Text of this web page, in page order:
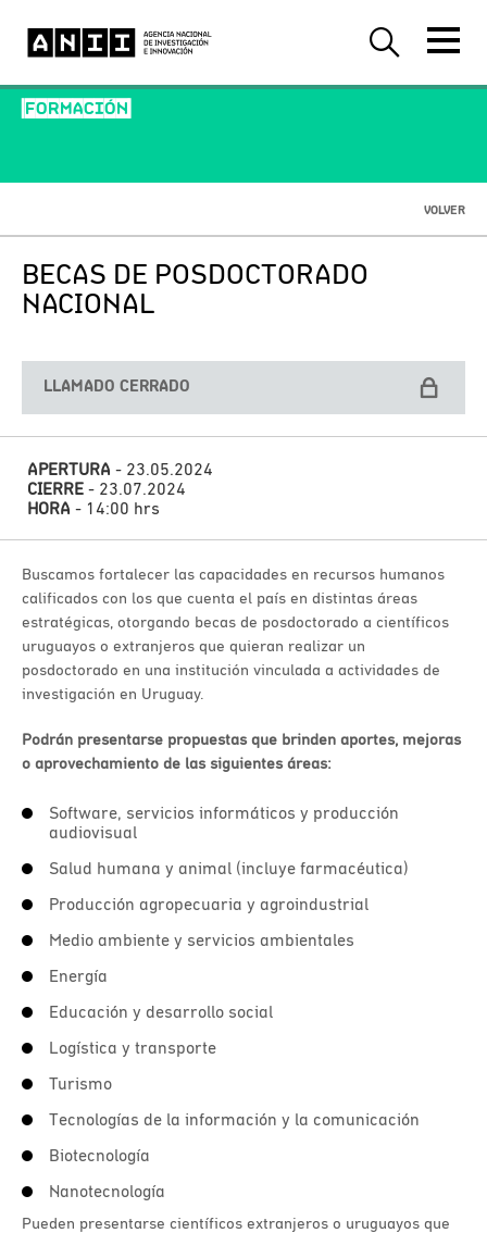
-FORMACIÓN-
VOLVER
BECAS DE POSDOCTORADO
NACIONAL
LLAMADO CERRADO
APERTURA - 23.05.2024
CIERRE - 23.07.2024
HORA - 14:00 hrs
Buscamos fortalecer las capacidades en recursos humanos
calificados con los que cuenta el país en distintas áreas
estratégicas, otorgando becas de posdoctorado a científicos
uruguayos o extranjeros que quieran realizar un
posdoctorado en una institución vinculada a actividades de
investigación en Uruguay.
Podrán presentarse propuestas que brinden aportes, mejoras
o aprovechamiento de las siguientes áreas:
Software, servicios informáticos y producción
audiovisual
Salud humana y animal (incluye farmacéutica)
Producción agropecuaria y agroindustrial
Medio ambiente y servicios ambientales
Energía
Educación y desarrollo social
Logística y transporte
Turismo
Tecnologías de la información y la comunicación
Biotecnología
Nanotecnología
Pueden presentarse científicos extranjeros o uruguayos que